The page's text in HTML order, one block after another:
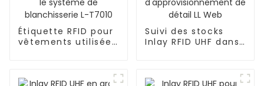
Étiquette RFID pour
vêtements utilisée
Suivi des stocks
Inlay RFID UHF dans